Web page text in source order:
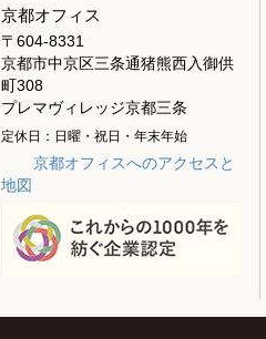
京都オフィス
〒604-8331
京都市中京区三条通猪熊西入御供
町308
プレマヴィレッジ京都三条
定休日：日曜・祝日・年末年始
京都オフィスへのアクセスと
地図